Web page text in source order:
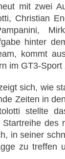
mit zwei
Christian
hinter
kommt
im GT3-Sport
sich, wie
Zeiten in
stellte
des
in seiner
zu treffen